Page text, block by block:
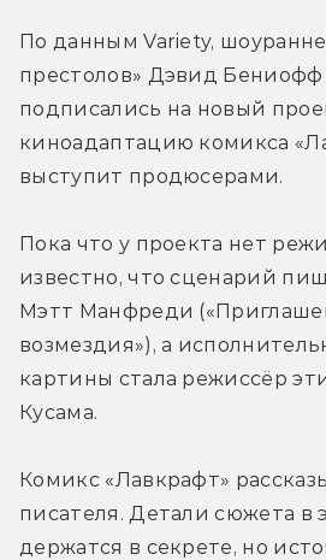
По данным Variety,
престолов» Дэвид
подписались на новый
киноадаптацию комикса
выступит продюсерами.
Пока что у проекта нет
известно, что сценарий
Мэтт Манфреди
возмездия»), а
картины стала режиссёр
Кусама.
Комикс «Лавкрафт»
писателя. Детали сюжета в
держатся в секрете, но